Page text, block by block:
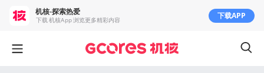
机核-探索热爱
下载 机核App 浏览更多精彩内容 下载APP